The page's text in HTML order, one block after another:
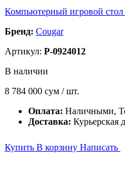
Компьютерный игровой
Бренд: Cougar
Артикул: P-0924012
В наличии
8 784 000 сум / шт.
Оплата: Наличными,
Доставка: Курьерская
Купить В корзину Написать